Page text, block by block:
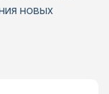
новых